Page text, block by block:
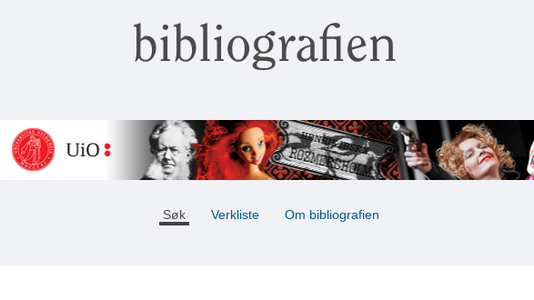
bibliografien
Søk Verkliste Om bibliografien